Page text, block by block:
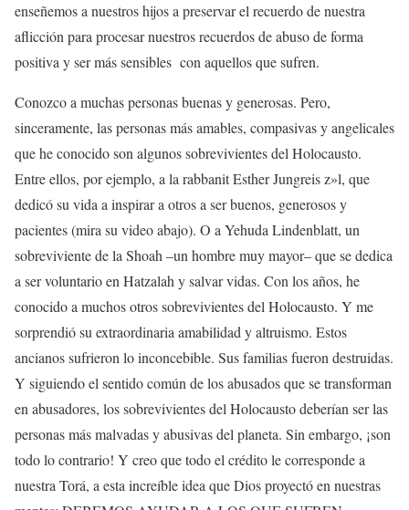
enseñemos a nuestros hijos a preservar el recuerdo de nuestra
aflicción para procesar nuestros recuerdos de abuso de forma
positiva y ser más sensibles con aquellos que sufren.
Conozco a muchas personas buenas y generosas. Pero,
sinceramente, las personas más amables, compasivas y angelicales
que he conocido son algunos sobrevivientes del Holocausto.
Entre ellos, por ejemplo, a la rabbanit Esther Jungreis z»l, que
dedicó su vida a inspirar a otros a ser buenos, generosos y
pacientes (mira su video abajo). O a Yehuda Lindenblatt, un
sobreviviente de la Shoah –un hombre muy mayor– que se dedica
a ser voluntario en Hatzalah y salvar vidas. Con los años, he
conocido a muchos otros sobrevivientes del Holocausto. Y me
sorprendió su extraordinaria amabilidad y altruismo. Estos
ancianos sufrieron lo inconcebible. Sus familias fueron destruidas.
Y siguiendo el sentido común de los abusados que se transforman
en abusadores, los sobrevivientes del Holocausto deberían ser las
personas más malvadas y abusivas del planeta. Sin embargo, ¡son
todo lo contrario! Y creo que todo el crédito le corresponde a
nuestra Torá, a esta increíble idea que Dios proyectó en nuestras